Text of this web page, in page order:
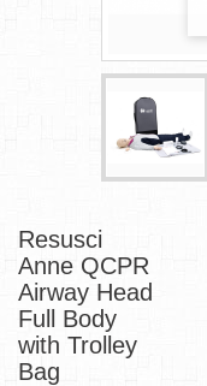
Resusci
Anne QCPR
Airway Head
Full Body
with Trolley
Bag